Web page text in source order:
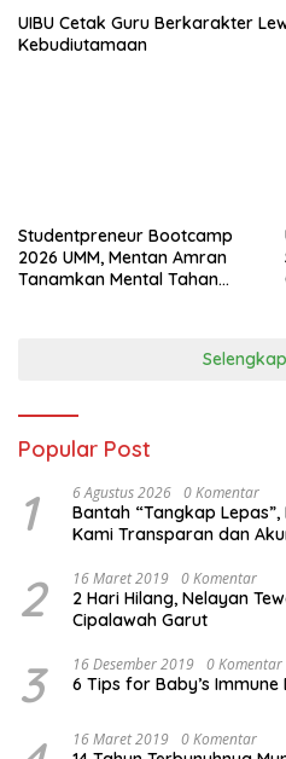
UIBU Cetak Guru Berkarakter
Kebudiutamaan
Studentpreneur Bootcamp
2026 UMM, Mentan Amran
Tanamkan Mental Tahan
Popular Post
1 6 Agustus 2026 0 Komentar
Bantah “Tangkap
Kami Transparan dan
2 16 Maret 2019 0 Komentar
2 Hari Hilang, Nelayan
Cipalawah Garut
3 16 Desember 2019 0 Komentar
6 Tips for Baby’s
16 Maret 2019 0 Komentar